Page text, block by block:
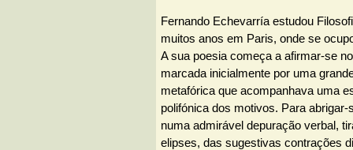
Fernando Echevarría estudou
muitos anos em Paris, onde se
A sua poesia começa a afirmar-se
marcada inicialmente por uma
metafórica que acompanhava uma
polifónica dos motivos. Para
numa admirável depuração verbal,
elipses, das sugestivas contrações